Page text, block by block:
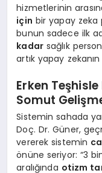
hizmetlerinin
için bir yapay zeka
bunun sadece ilk
kadarsağlık
artık yapay
Erken
Somut
Sistemin sahada
Doç. Dr. Güner,
vererek sistemin
önüne seriyor: “3
aralığında otizm